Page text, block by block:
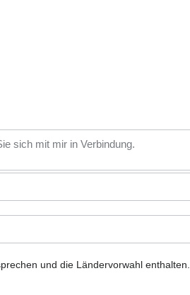
und die Ländervorwahl enthalten.